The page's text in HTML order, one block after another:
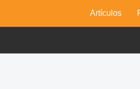
Artículos